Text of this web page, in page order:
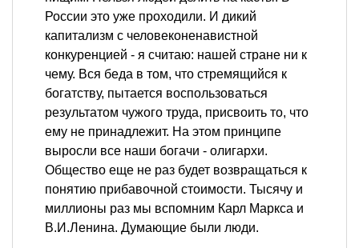
России это уже проходили. И дикий
капитализм с человеконенавистной
конкуренцией - я считаю: нашей стране ни к
чему. Вся беда в том, что стремящийся к
богатству, пытается воспользоваться
результатом чужого труда, присвоить то, что
ему не принадлежит. На этом принципе
выросли все наши богачи - олигархи.
Общество еще не раз будет возвращаться к
понятию прибавочной стоимости. Тысячу и
миллионы раз мы вспомним Карл Маркса и
В.И.Ленина. Думающие были люди.